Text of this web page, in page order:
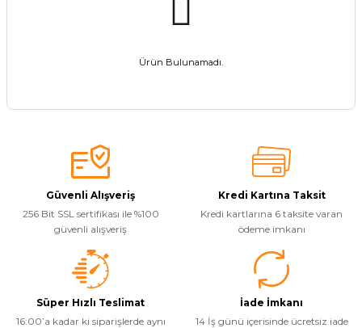
Ürün Bulunamadı.
Güvenli Alışveriş
256 Bit SSL sertifikası ile %100
güvenli alışveriş
Kredi Kartına Taksit
Kredi kartlarına 6 taksite varan
ödeme imkanı
Süper Hızlı Teslimat
16:00’a kadar ki siparişlerde aynı
İade İmkanı
14 İş günü içerisinde ücretsiz iade